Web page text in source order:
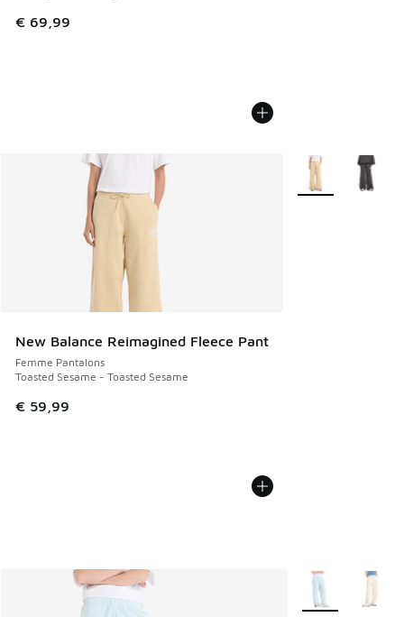
€ 69,99
New Balance Reimagined Fleece Pant
Femme Pantalons
Toasted Sesame - Toasted Sesame
€ 59,99
Plus de couleurs
Plus de couleurs